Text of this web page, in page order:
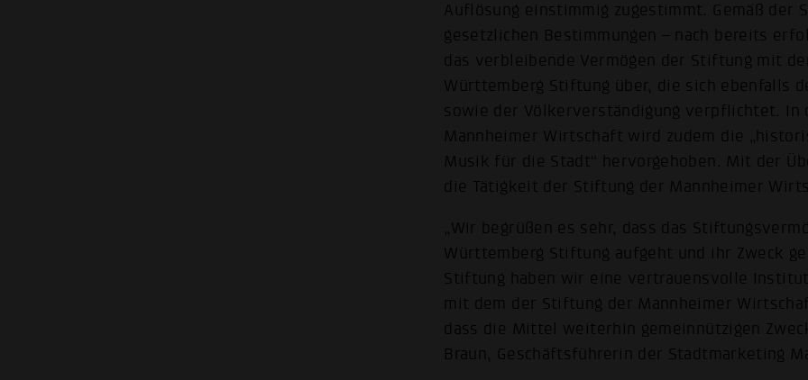
Auflösung einstimmig zugestimmt. Gemäß der
gesetzlichen Bestimmungen – nach bereits
das verbleibende Vermögen der Stiftung mit
Württemberg Stiftung über, die sich ebenfalls
sowie der Völkerverständigung verpflichtet. In
Mannheimer Wirtschaft wird zudem die
Musik für die Stadt“ hervorgehoben. Mit der
die Tätigkeit der Stiftung der Mannheimer
„Wir begrüßen es sehr, dass das
Württemberg Stiftung aufgeht und ihr Zweck
Stiftung haben wir eine vertrauensvolle
mit dem der Stiftung der Mannheimer
dass die Mittel weiterhin gemeinnützigen
Braun, Geschäftsführerin der Stadtmarketing